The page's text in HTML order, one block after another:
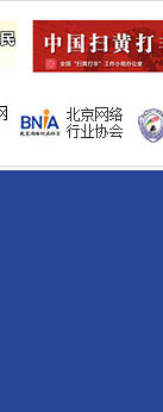
魏明亮